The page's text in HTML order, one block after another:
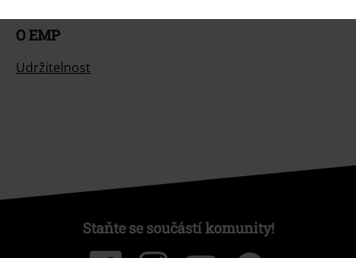
O EMP
Udržitelnost
Staňte se součástí komunity!